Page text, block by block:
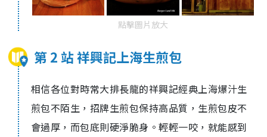
點擊圖片放大
第 2 站 祥興記上海生煎包
相信各位對時常大排長龍的祥興記經典上海爆汁生
煎包不陌生，招牌生煎包保持高品質，生煎包皮不
會過厚，而包底則硬淨脆身。輕輕一咬，就能感到